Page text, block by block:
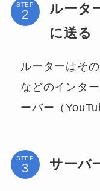
STEP
ルータ
に送る
ルーターはそ
などのインタ
ーバー（
STEP サーバ